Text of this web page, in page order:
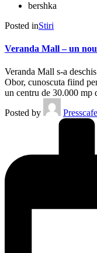
bershka
Posted inStiri
Veranda Mall – un
Veranda Mall s-a
Obor, cunoscuta fiind
un centru de 30.000
Posted by
Presscafe